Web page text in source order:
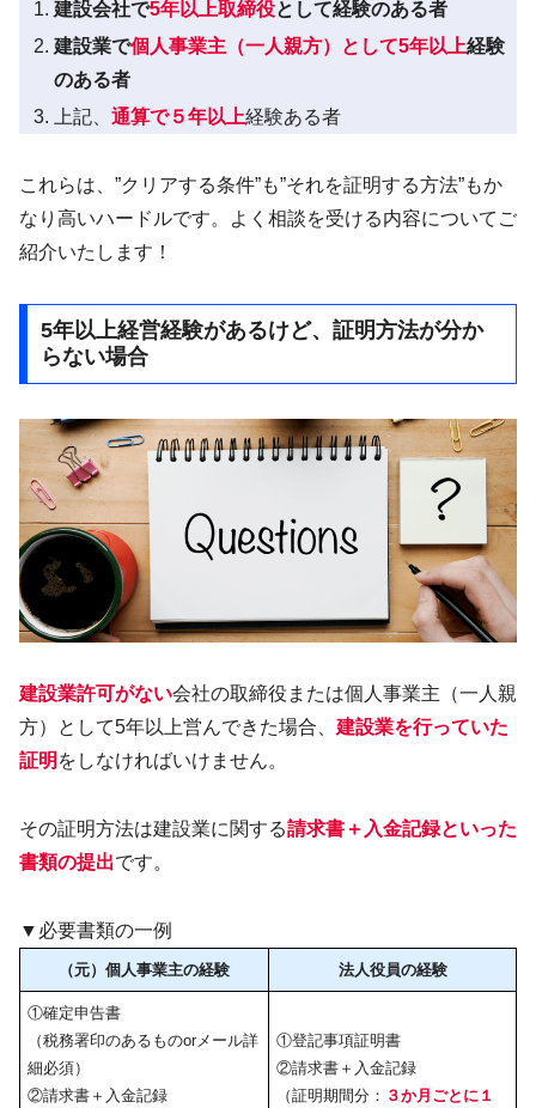
建設会社で5年以上取締役として経験のある者
建設業で個人事業主（一人親方）として5年以上経験
のある者
上記、通算で５年以上経験ある者
これらは、”クリアする条件”も”それを証明する方法”もか
なり高いハードルです。よく相談を受ける内容についてご
紹介いたします！
5年以上経営経験があるけど、証明方法が分か
らない場合
建設業許可がない会社の取締役または個人事業主（一人親
方）として5年以上営んできた場合、 建設業を行っていた
証明 をしなければいけません。
その証明方法は建設業に関する請求書＋入金記録といった
書類の提出です。
▼必要書類の一例
（元）個人事業主の経験 法人役員の経験
①確定申告書
（税務署印のあるものorメール詳
細必須）
②請求書＋入金記録
①登記事項証明書
②請求書＋入金記録
（証明期間分： ３か月ごとに１